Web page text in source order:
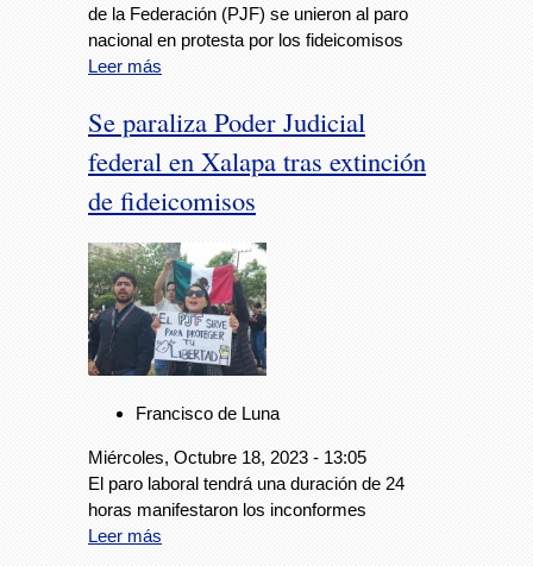
de la Federación (PJF) se unieron al paro
nacional en protesta por los fideicomisos
Leer más
Se paraliza Poder Judicial
federal en Xalapa tras extinción
de fideicomisos
Francisco de Luna
Miércoles, Octubre 18, 2023 - 13:05
El paro laboral tendrá una duración de 24
horas manifestaron los inconformes
Leer más